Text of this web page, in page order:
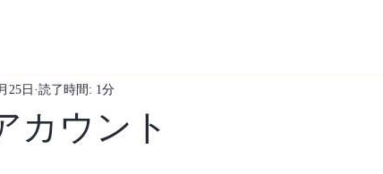
カウント
25日 読了時間: 1分